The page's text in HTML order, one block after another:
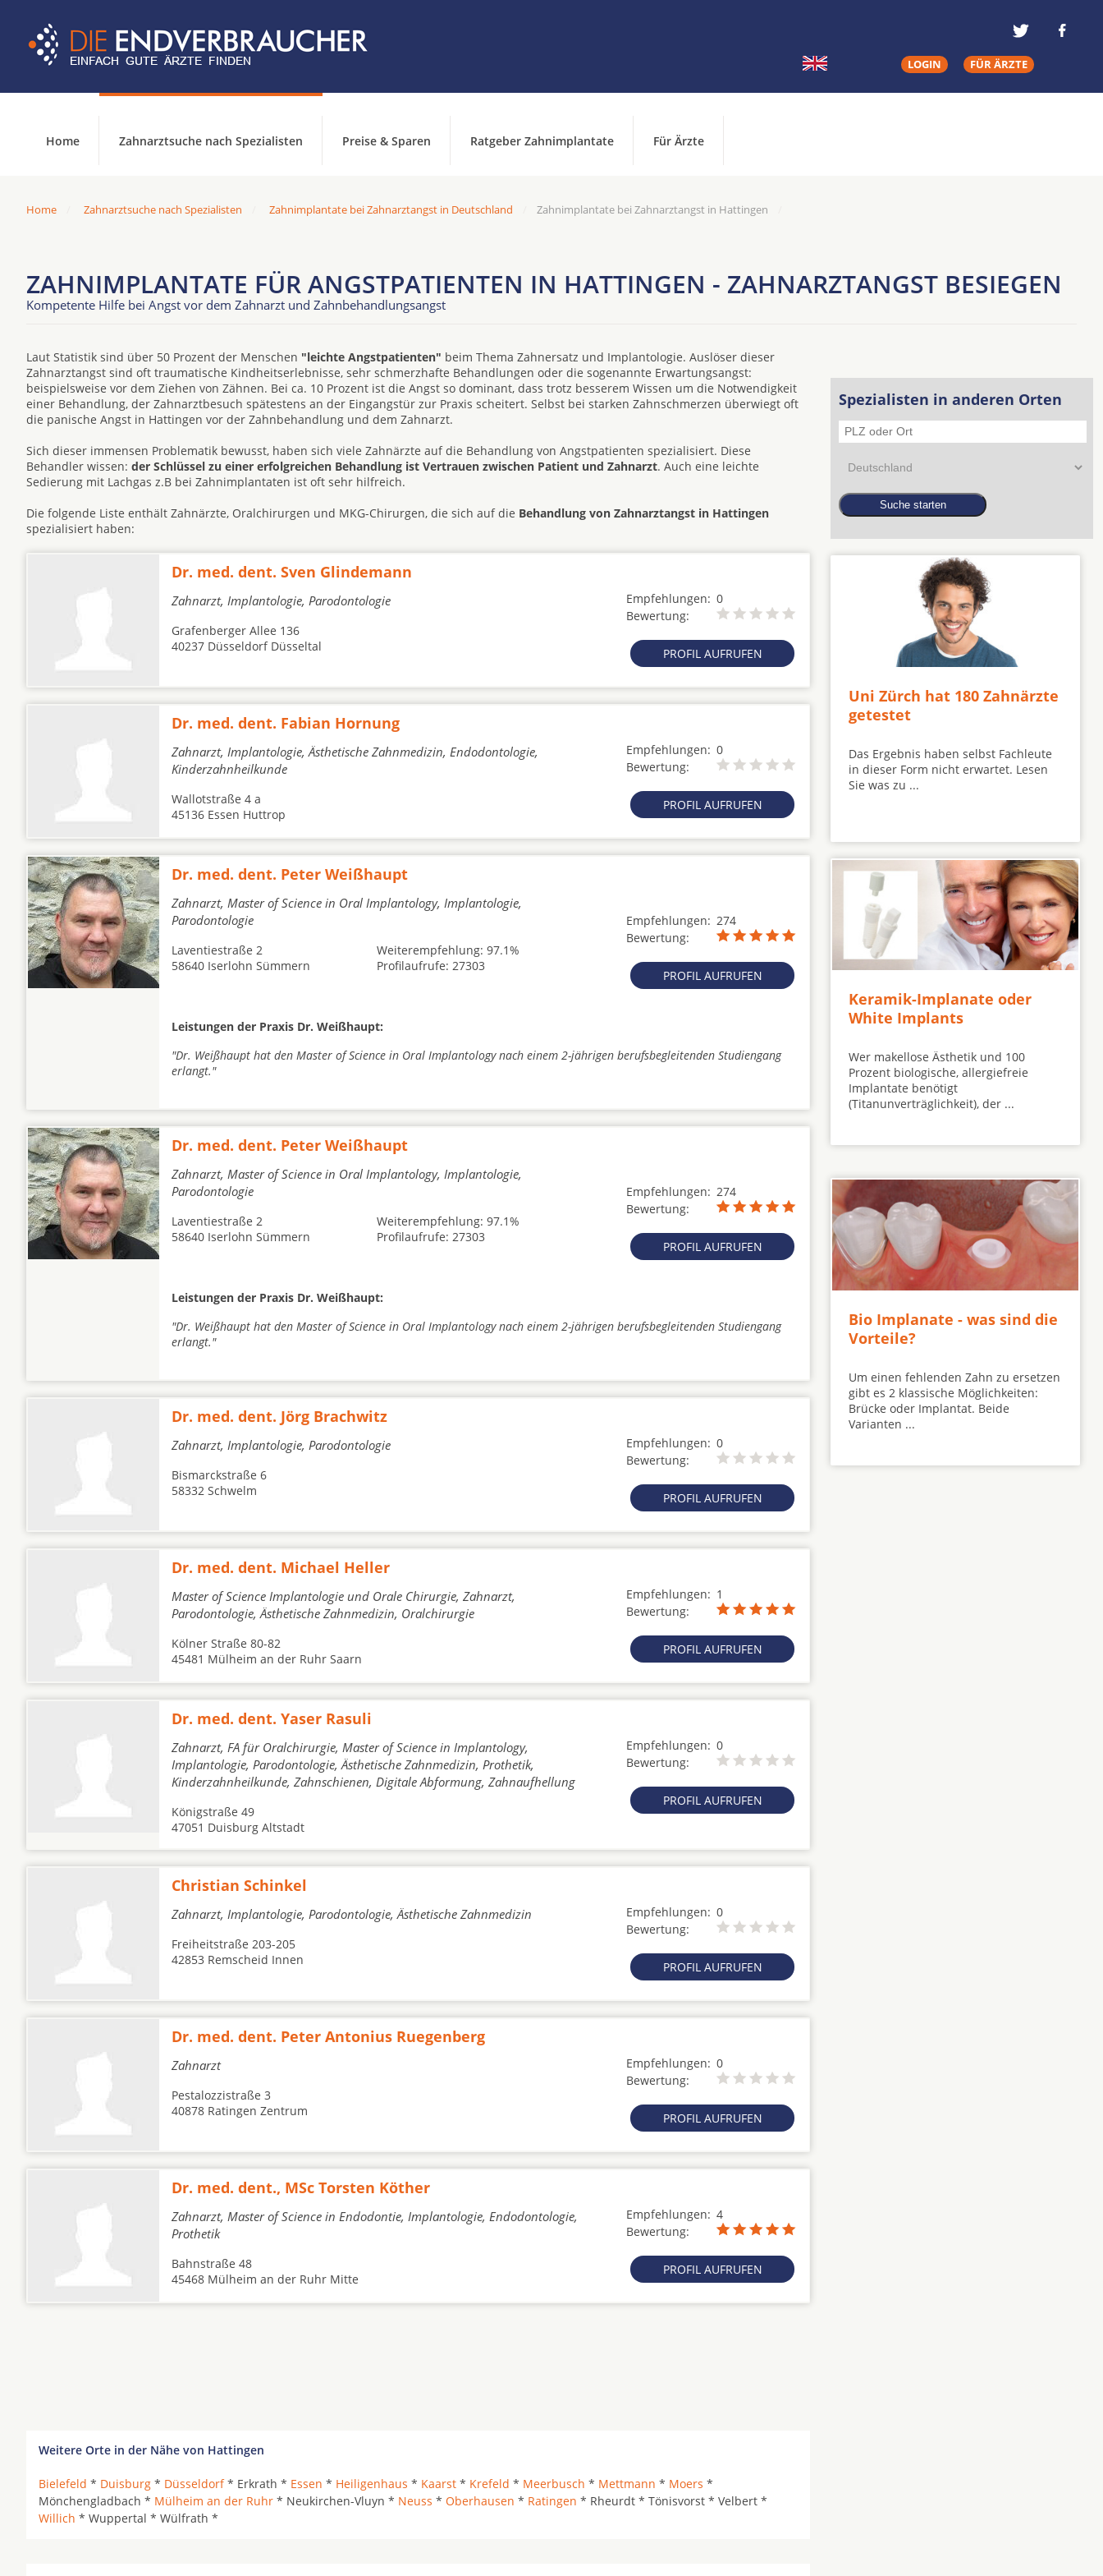
LOGIN FÜR ÄRZTE
Home Zahnarztsuche nach Spezialisten Preise & Sparen Ratgeber Zahnimplantate Für Ärzte
Home Zahnarztsuche nach Spezialisten Zahnimplantate bei Zahnarztangst in Deutschland Zahnimplantate bei Zahnarztangst in Hattingen
ZAHNIMPLANTATE FÜR ANGSTPATIENTEN IN HATTINGEN - ZAHNARZTANGST BESIEGEN
Kompetente Hilfe bei Angst vor dem Zahnarzt und Zahnbehandlungsangst
Laut Statistik sind über 50 Prozent der Menschen "leichte Angstpatienten" beim Thema Zahnersatz und Implantologie. Auslöser dieser
Zahnarztangst sind oft traumatische Kindheitserlebnisse, sehr schmerzhafte Behandlungen oder die sogenannte Erwartungsangst:
beispielsweise vor dem Ziehen von Zähnen. Bei ca. 10 Prozent ist die Angst so dominant, dass trotz besserem Wissen um die Notwendigkeit
einer Behandlung, der Zahnarztbesuch spätestens an der Eingangstür zur Praxis scheitert. Selbst bei starken Zahnschmerzen überwiegt oft
die panische Angst in Hattingen vor der Zahnbehandlung und dem Zahnarzt.
Sich dieser immensen Problematik bewusst, haben sich viele Zahnärzte auf die Behandlung von Angstpatienten spezialisiert. Diese
Behandler wissen: der Schlüssel zu einer erfolgreichen Behandlung ist Vertrauen zwischen Patient und Zahnarzt. Auch eine leichte
Sedierung mit Lachgas z.B bei Zahnimplantaten ist oft sehr hilfreich.
Die folgende Liste enthält Zahnärzte, Oralchirurgen und MKG-Chirurgen, die sich auf die Behandlung von Zahnarztangst in Hattingen
spezialisiert haben:
Dr. med. dent. Sven Glindemann
Zahnarzt, Implantologie, Parodontologie Empfehlungen: 0
Bewertung:
PROFIL AUFRUFEN
Grafenberger Allee 136
40237 Düsseldorf Düsseltal
Dr. med. dent. Fabian Hornung
Zahnarzt, Implantologie, Ästhetische Zahnmedizin, Endodontologie,
Kinderzahnheilkunde
Empfehlungen: 0
Bewertung:
PROFIL AUFRUFEN
Wallotstraße 4 a
45136 Essen Huttrop
Dr. med. dent. Peter Weißhaupt
Zahnarzt, Master of Science in Oral Implantology, Implantologie,
Parodontologie
Empfehlungen: 274
Bewertung:
PROFIL AUFRUFEN
Laventiestraße 2
58640 Iserlohn Sümmern
Weiterempfehlung: 97.1%
Profilaufrufe: 27303
Leistungen der Praxis Dr. Weißhaupt:
"Dr. Weißhaupt hat den Master of Science in Oral Implantology nach einem 2-jährigen berufsbegleitenden Studiengang
erlangt."
Dr. med. dent. Peter Weißhaupt
Zahnarzt, Master of Science in Oral Implantology, Implantologie,
Parodontologie
Empfehlungen: 274
Bewertung:
PROFIL AUFRUFEN
Laventiestraße 2
58640 Iserlohn Sümmern
Weiterempfehlung: 97.1%
Profilaufrufe: 27303
Leistungen der Praxis Dr. Weißhaupt:
"Dr. Weißhaupt hat den Master of Science in Oral Implantology nach einem 2-jährigen berufsbegleitenden Studiengang
erlangt."
Dr. med. dent. Jörg Brachwitz
Zahnarzt, Implantologie, Parodontologie Empfehlungen: 0
Bewertung:
PROFIL AUFRUFEN
Bismarckstraße 6
58332 Schwelm
Dr. med. dent. Michael Heller
Master of Science Implantologie und Orale Chirurgie, Zahnarzt,
Parodontologie, Ästhetische Zahnmedizin, Oralchirurgie
Empfehlungen: 1
Bewertung:
PROFIL AUFRUFEN
Kölner Straße 80-82
45481 Mülheim an der Ruhr Saarn
Dr. med. dent. Yaser Rasuli
Zahnarzt, FA für Oralchirurgie, Master of Science in Implantology,
Implantologie, Parodontologie, Ästhetische Zahnmedizin, Prothetik,
Kinderzahnheilkunde, Zahnschienen, Digitale Abformung, Zahnaufhellung
Empfehlungen: 0
Bewertung:
PROFIL AUFRUFEN
Königstraße 49
47051 Duisburg Altstadt
Christian Schinkel
Zahnarzt, Implantologie, Parodontologie, Ästhetische Zahnmedizin Empfehlungen: 0
Bewertung:
PROFIL AUFRUFEN
Freiheitstraße 203-205
42853 Remscheid Innen
Dr. med. dent. Peter Antonius Ruegenberg
Zahnarzt Empfehlungen: 0
Bewertung:
PROFIL AUFRUFEN
Pestalozzistraße 3
40878 Ratingen Zentrum
Dr. med. dent., MSc Torsten Köther
Zahnarzt, Master of Science in Endodontie, Implantologie, Endodontologie,
Prothetik
Empfehlungen: 4
Bewertung:
PROFIL AUFRUFEN
Bahnstraße 48
45468 Mülheim an der Ruhr Mitte
Weitere Orte in der Nähe von Hattingen
Bielefeld * Duisburg * Düsseldorf* Erkrath * Essen * Heiligenhaus * Kaarst * Krefeld * Meerbusch * Mettmann * Moers *
Mönchengladbach * Mülheim an der Ruhr * Neukirchen-Vluyn * Neuss * Oberhausen * Ratingen * Rheurdt * Tönisvorst * Velbert *
Willich * Wuppertal * Wülfrath *
Spezialisten in anderen Orten
Uni Zürch hat 180 Zahnärzte
getestet
Das Ergebnis haben selbst Fachleute
in dieser Form nicht erwartet. Lesen
Sie was zu ...
Keramik-Implanate oder
White Implants
Wer makellose Ästhetik und 100
Prozent biologische, allergiefreie
Implantate benötigt
(Titanunverträglichkeit), der ...
Bio Implanate - was sind die
Vorteile?
Um einen fehlenden Zahn zu ersetzen
gibt es 2 klassische Möglichkeiten:
Brücke oder Implantat. Beide
Varianten ...